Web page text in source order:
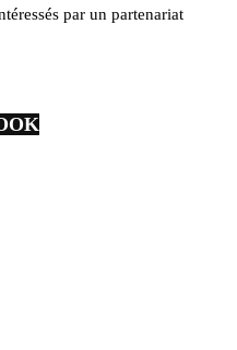
par un partenariat